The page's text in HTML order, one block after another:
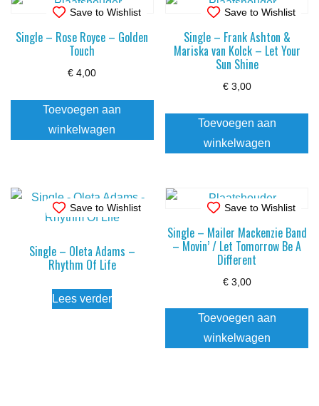
Save to Wishlist
Single – Rose Royce – Golden
Touch
€ 4,00
Toevoegen aan
winkelwagen
Save to Wishlist
Single – Frank Ashton &
Mariska van Kolck – Let Your
Sun Shine
€3,00
Toevoegen aan
winkelwagen
Save to Wishlist
Single – Oleta Adams –
Rhythm Of Life
Lees verder
Save to Wishlist
Single – Mailer Mackenzie Band
– Movin’ / Let Tomorrow Be A
Different
€3,00
Toevoegen aan
winkelwagen